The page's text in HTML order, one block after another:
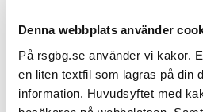
Denna webbplats använder
På rsgbg.se använder vi kakor.
en liten textfil som lagras på din
information. Huvudsyftet med
maskiner när du är hemma och
Rengör luddfiltret i
torktumlarens filter kan orsaka
för luftcirkulation eller isolerar